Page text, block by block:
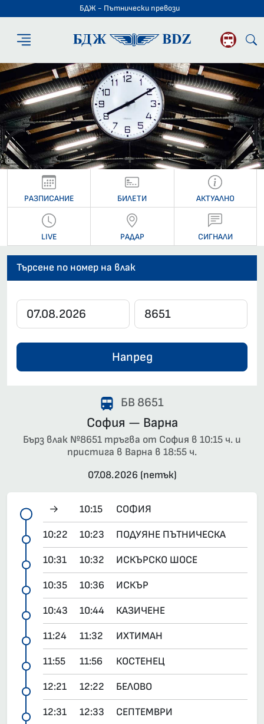
БДЖ - Пътнически превози
БДЖ -
РАЗПИСАНИЕ БИЛЕТИ АКТУАЛНО
LIVE РАДАР СИГНАЛИ
Търсене по номер на влак
Напред
БВ 8651
София — Варна
Бърз влак №8651 тръгва от София в 10:15 ч. и
пристига в Варна в 18:55 ч.
07.08.2026 (петък)
→ 10:15 СОФИЯ
10:22 10:23 ПОДУЯНЕ ПЪТНИЧЕСКА
10:31 10:32 ИСКЪРСКО ШОСЕ
10:35 10:36 ИСКЪР
10:43 10:44 КАЗИЧЕНЕ
11:24 11:32 ИХТИМАН
11:55 11:56 КОСТЕНЕЦ
12:21 12:22 БЕЛОВО
12:31 12:33 СЕПТЕМВРИ